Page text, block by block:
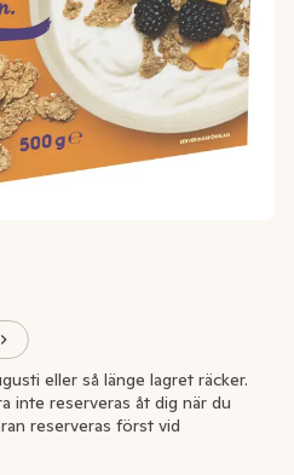
eller så länge lagret räcker.
inte reserveras åt dig när du
reserveras först vid